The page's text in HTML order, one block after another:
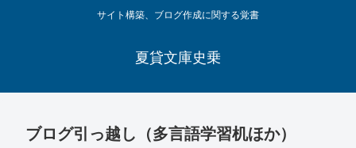
サイト構築、ブログ作成に関する覚書
夏貸文庫史乗
ブログ引っ越し（多言語学習机ほか）